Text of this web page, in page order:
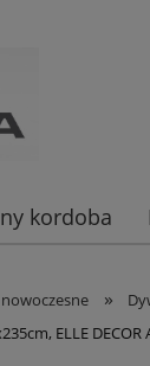
kordoba
»
ELLE